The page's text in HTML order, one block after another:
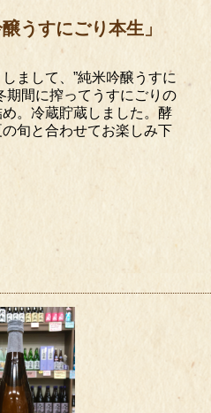
うすにごり本生」
まして、”純米吟醸うすに
期間に搾ってうすにごりの
。冷蔵貯蔵しました。酵
旬と合わせてお楽しみ下